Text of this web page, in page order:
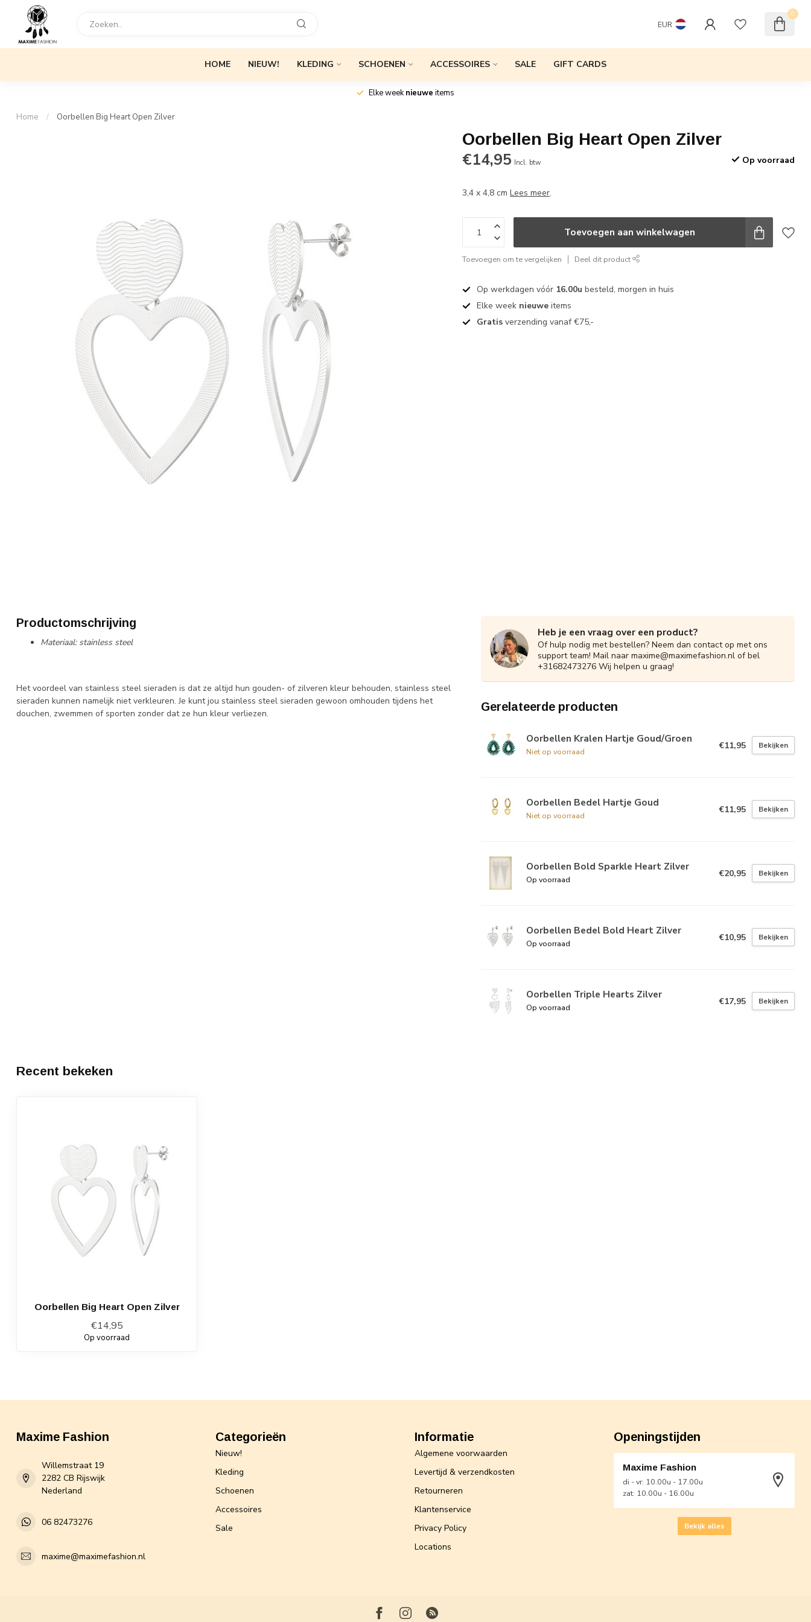
EUR
0
HOME NIEUW! KLEDING SCHOENEN ACCESSOIRES SALE GIFT CARDS
Elke weeknieuwe items
Home / Oorbellen Big Heart Open Zilver
Oorbellen Big Heart Open Zilver
€14,95 Incl. btw Op voorraad
3,4 x 4,8 cmLees meer.
Toevoegen aan winkelwagen
Toevoegen om te vergelijken Deel dit product
Op werkdagen vóór 16.00u besteld, morgen in huis
Elke week nieuwe items
Gratis verzending vanaf €75,-
Productomschrijving
Materiaal: stainless steel
Het voordeel van stainless steel sieraden is dat ze altijd hun gouden- of zilveren kleur behouden, stainless steel
sieraden kunnen namelijk niet verkleuren. Je kunt jou stainless steel sieraden gewoon omhouden tijdens het
douchen, zwemmen of sporten zonder dat ze hun kleur verliezen.
Heb je een vraag over een product?
Of hulp nodig met bestellen? Neem dan contact op met ons
support team! Mail naar maxime@maximefashion.nl of bel
+31682473276 Wij helpen u graag!
Gerelateerde producten
Oorbellen Kralen Hartje Goud/Groen
Niet op voorraad
€11,95 Bekijken
Oorbellen Bedel Hartje Goud
Niet op voorraad
€11,95 Bekijken
Oorbellen Bold Sparkle Heart Zilver
Op voorraad
€20,95 Bekijken
Oorbellen Bedel Bold Heart Zilver
Op voorraad
€10,95 Bekijken
Oorbellen Triple Hearts Zilver
Op voorraad
€17,95 Bekijken
Recent bekeken
Oorbellen Big Heart Open Zilver
€14,95
Op voorraad
Maxime Fashion
Willemstraat 19
2282 CB Rijswijk
Nederland
06 82473276
maxime@maximefashion.nl
Categorieën
Nieuw!
Kleding
Schoenen
Accessoires
Sale
Informatie
Algemene voorwaarden
Levertijd & verzendkosten
Retourneren
Klantenservice
Privacy Policy
Locations
Openingstijden
Maxime Fashion
di - vr: 10.00u - 17.00u
zat: 10.00u - 16.00u
Bekijk alles